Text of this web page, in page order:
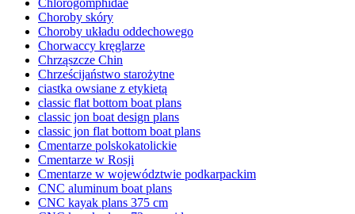
Chlorogomphidae
Choroby skóry
Choroby układu oddechowego
Chorwaccy kręglarze
Chrząszcze Chin
Chrześcijaństwo starożytne
ciastka owsiane z etykietą
classic flat bottom boat plans
classic jon boat design plans
classic jon flat bottom boat plans
Cmentarze polskokatolickie
Cmentarze w Rosji
Cmentarze w województwie podkarpackim
CNC aluminum boat plans
CNC kayak plans 375 cm